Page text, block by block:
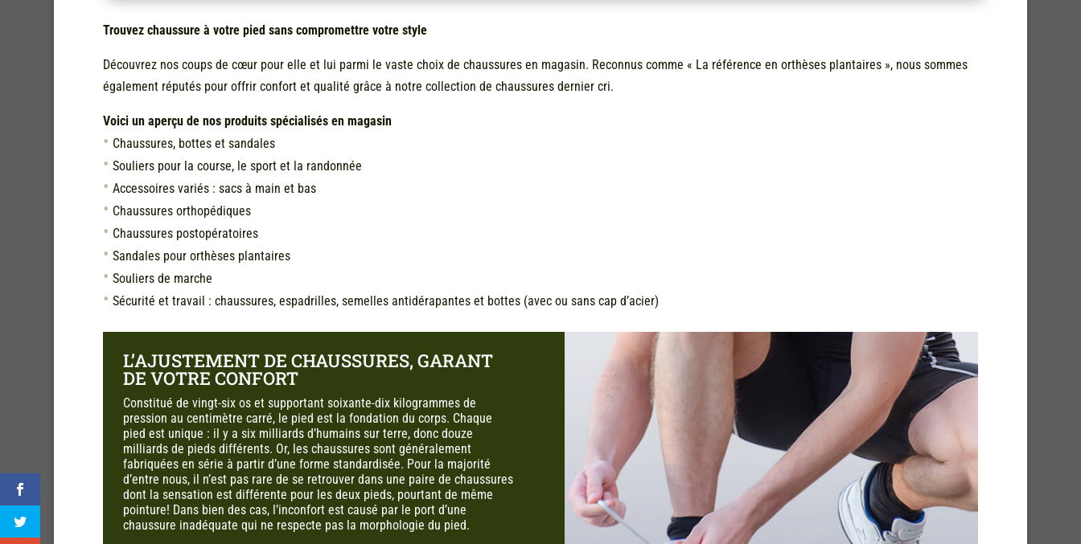
Trouvez chaussure à votre pied sans compromettre votre style
Découvrez nos coups de cœur pour elle et lui parmi le vaste choix de chaussures en magasin. Reconnus comme « La référence en orthèses plantaires », nous sommes
également réputés pour offrir confort et qualité grâce à notre collection de chaussures dernier cri.
Voici un aperçu de nos produits spécialisés en magasin
Chaussures, bottes et sandales
Souliers pour la course, le sport et la randonnée
Accessoires variés : sacs à main et bas
Chaussures orthopédiques
Chaussures postopératoires
Sandales pour orthèses plantaires
Souliers de marche
Sécurité et travail : chaussures, espadrilles, semelles antidérapantes et bottes (avec ou sans cap d’acier)
L’AJUSTEMENT DE CHAUSSURES, GARANT
DE VOTRE CONFORT
Constitué de vingt-six os et supportant soixante-dix kilogrammes de
pression au centimètre carré, le pied est la fondation du corps. Chaque
pied est unique : il y a six milliards d’humains sur terre, donc douze
milliards de pieds différents. Or, les chaussures sont généralement
fabriquées en série à partir d’une forme standardisée. Pour la majorité
d’entre nous, il n’est pas rare de se retrouver dans une paire de chaussures
dont la sensation est différente pour les deux pieds, pourtant de même
pointure! Dans bien des cas, l’inconfort est causé par le port d’une
chaussure inadéquate qui ne respecte pas la morphologie du pied.